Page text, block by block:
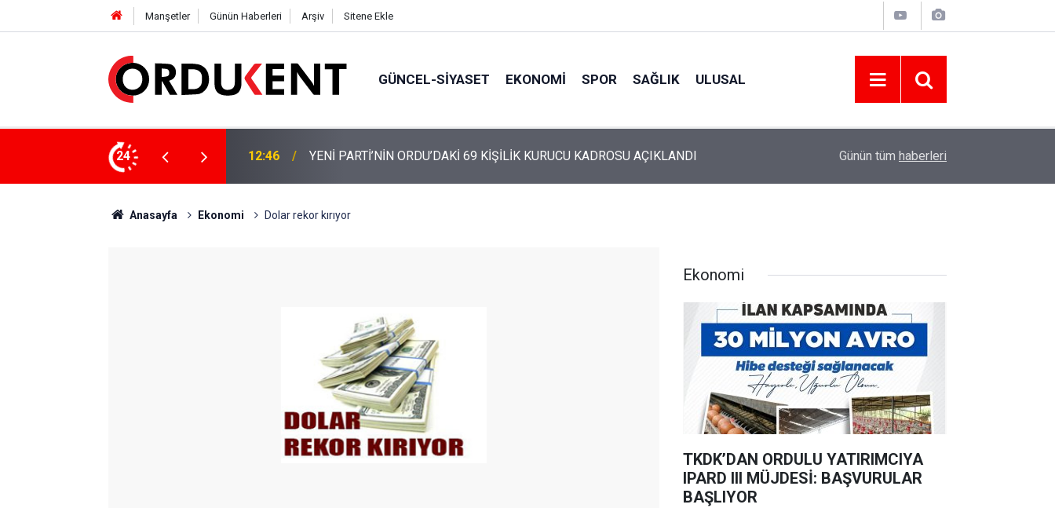
Manşetler Günün Haberleri Arşiv Sitene Ekle
GÜNCEL-SIYASET EKONOMI SPOR SAĞLIK ULUSAL
24
KURUCU KADROSU AÇIKLANDI 12:22 YENİ PARTİ ALTINORDU’DA KURUCU YÖNETİMİNİ AÇIKLADI ORDU ASKF’DEN İŞ DÜNYASINA AMATÖR
Günün tüm haberleri
Anasayfa Ekonomi Dolar rekor kırıyor
Ekonomi
TKDK’DAN ORDULU YATIRIMCIYA
IPARD III MÜJDESİ: BAŞVURULAR
BAŞLIYOR